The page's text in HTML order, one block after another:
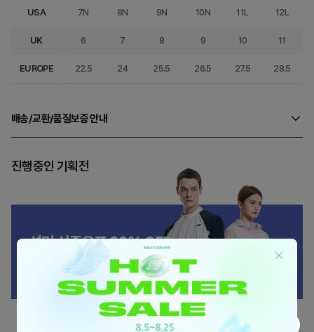
USA 7N 8N 9N 10N 11L 12L
UK 6 7 8 9 10 11
EUROPE 22.5 24 25.5 26.5 27.5 28.5
배송/교환/품질보증 안내
진행중인 기획전